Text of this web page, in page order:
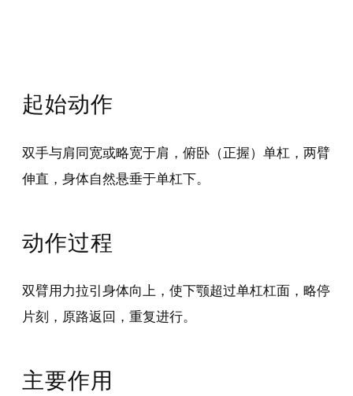
起始动作
双手与肩同宽或略宽于肩，俯卧（正握）单杠，两臂
伸直，身体自然悬垂于单杠下。
动作过程
双臂用力拉引身体向上，使下颚超过单杠杠面，略停
片刻，原路返回，重复进行。
主要作用